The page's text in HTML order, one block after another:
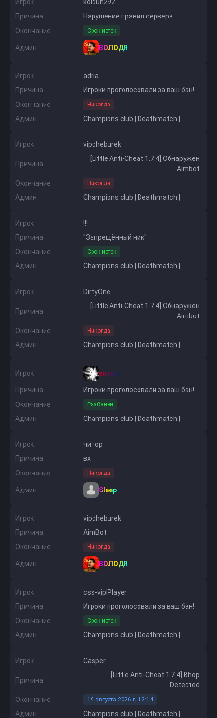
Игрок
koldun292
Причина
Нарушение правил сервера
Окончание
Срок истек
Админ ВОЛОДЯ
Игрок
adria
Причина
Игроки проголосовали за ваш бан!
Окончание
Никогда
Админ Champions club | Deathmatch |
Игрок vipcheburek
Причина
[Little Anti-Cheat 1.7.4] Обнаружен
Aimbot
Окончание
Никогда
Админ Champions club | Deathmatch |
Игрок
!!!
Причина
"Запрещённый ник"
Окончание
Срок истек
Админ Champions club | Deathmatch |
Игрок DirtyOne
Причина
[Little Anti-Cheat 1.7.4] Обнаружен
Aimbot
Окончание
Никогда
Админ Champions club | Deathmatch |
Игрок sʜᴏᴋᴀ
Причина
Игроки проголосовали за ваш бан!
Окончание
Разбанен
Админ Champions club | Deathmatch |
Игрок
читор
Причина
вх
Окончание
Никогда
Админ Sleep
Игрок
vipcheburek
Причина
AimBot
Окончание
Никогда
Админ ВОЛОДЯ
Игрок
css-vip|Player
Причина
Игроки проголосовали за ваш бан!
Окончание
Срок истек
Админ Champions club | Deathmatch |
Игрок Casper
Причина
[Little Anti-Cheat 1.7.4] Bhop
Detected
Окончание
19 августа 2026 г, 12:14
Админ Champions club | Deathmatch |